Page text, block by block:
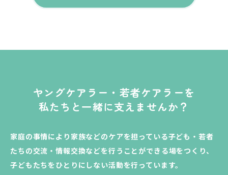
ヤングケアラー・若者ケアラーを
私たちと一緒に支えませんか？
家庭の事情により家族などのケアを担っている子ども・若者
たちの交流・情報交換などを行うことができる場をつくり、
子どもたちをひとりにしない活動を行っています。